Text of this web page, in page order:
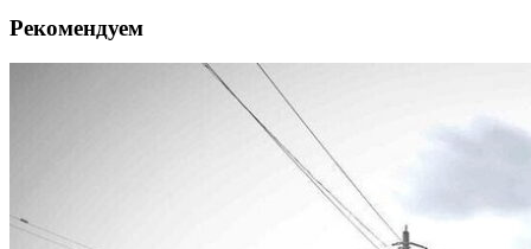
Рекомендуем